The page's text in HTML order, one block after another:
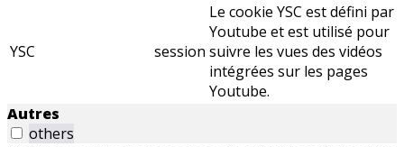
YSC session
Le cookie YSC est défini par
Youtube et est utilisé pour
suivre les vues des vidéos
intégrées sur les pages
Youtube.
Autres
others